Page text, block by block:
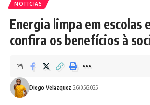
NOTICIAS
Energia limpa em escolas
confira os benefícios à
Diego Velázquez 26/05/2025